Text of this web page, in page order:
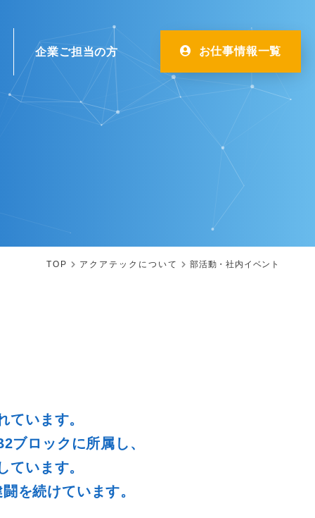
GRADUATES
卒者向け採用
一般事業主行動計画
企業ご担当の方 お仕事情報一覧
TOP アクアテックについて 部活動・社内イベント
います。
ブロックに所属し、
ています。
を続けています。